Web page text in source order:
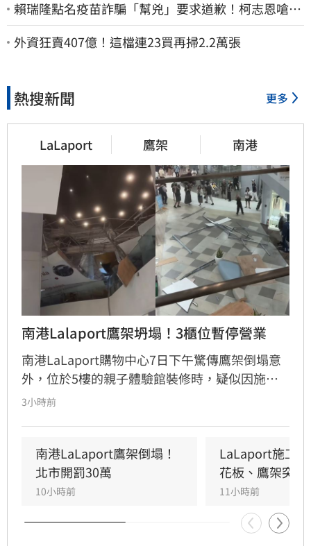
賴瑞隆點名疫苗詐騙「幫兇」要求道歉！柯志恩嗆1
句被網罵爆
外資狂賣407億！這檔連23買再掃2.2萬張
熱搜新聞 更多
LaLaport 鷹架 南港
南港Lalaport鷹架坍塌！3櫃位暫停營業
南港LaLaport購物中心7日下午驚傳鷹架倒塌意
外，位於5樓的親子體驗館裝修時，疑似因施工
未固定妥當，導致鷹架與天花板崩落，現場粉塵
3樓部分櫃位暫停營業，其餘區域則維持正常運
作，目前相關單位正積極介入調查，以確保商場
消費安全。
3小時前
南港LaLaport鷹架倒塌！
北市開罰30萬
10小時前
LaLaport施工
花板、鷹架突掉
11小時前